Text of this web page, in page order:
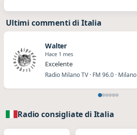
Ultimi commenti di Italia
Walter
Hace 1 mes
Excelente
Radio Milano TV · FM 96.0 · Milano
Radio consigliate di Italia